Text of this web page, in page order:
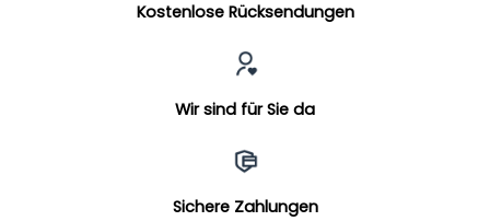
Kostenlose Rücksendungen
Wir sind für Sie da
Sichere Zahlungen